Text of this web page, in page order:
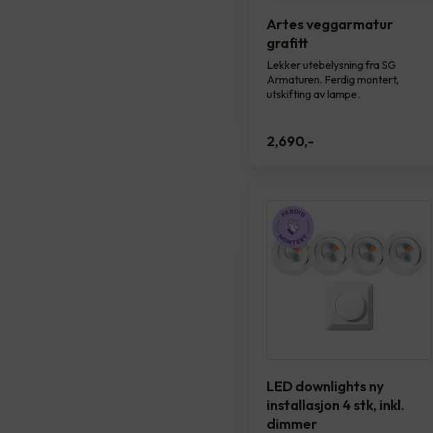
Artes veggarmatur
grafitt
Lekker utebelysning fra SG
Armaturen. Ferdig montert,
utskifting av lampe.
2,690,-
LED downlights ny
installasjon 4 stk, inkl.
dimmer